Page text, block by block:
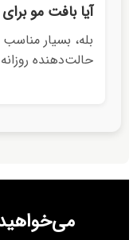
آیا بافت مو
بله، بسیار
حالت‌دهنده